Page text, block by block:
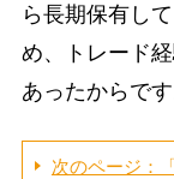
ら長期保有し
め、トレード
あったからです
次のページ：